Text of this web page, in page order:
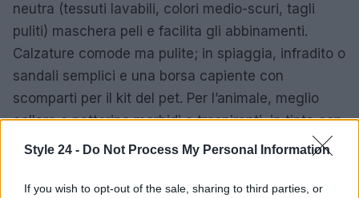
Style 24 - Do Not Process My Personal Information
If you wish to opt-out of the sale, sharing to third parties, or
neutra (tessuti lavabili, colori medio-scuri, tagli
puliti) maschera peli e facilita gli abbinamenti.
Calzature comode ma pulite; in spiaggia, infradito o
sandali semplici e una borsa capiente con
scomparti per il kit del pet. Per l’animale, meglio
collare o pettorina morbidi e traspiranti, in tinta con
il guinzaglio; bandane leggere solo se ben tollerate.
rapida prima di uscire riduce peli su abiti e arredi.